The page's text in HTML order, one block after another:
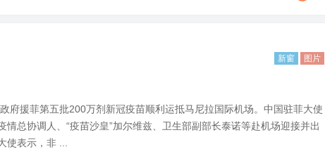
新窗 图片
府援菲第五批200万剂新冠疫苗顺利运抵马尼拉国际机场。中国驻菲大使
情总协调人、“疫苗沙皇”加尔维兹、卫生部副部长泰诺等赴机场迎接并出
使表示，非 ...